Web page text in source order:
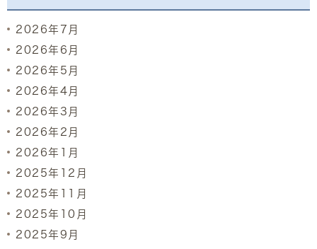
2026年7月
2026年6月
2026年5月
2026年4月
2026年3月
2026年2月
2026年1月
2025年12月
2025年11月
2025年10月
2025年9月